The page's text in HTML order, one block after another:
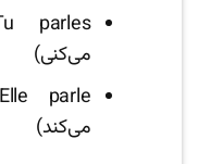
می‌کنی)
می‌کند)